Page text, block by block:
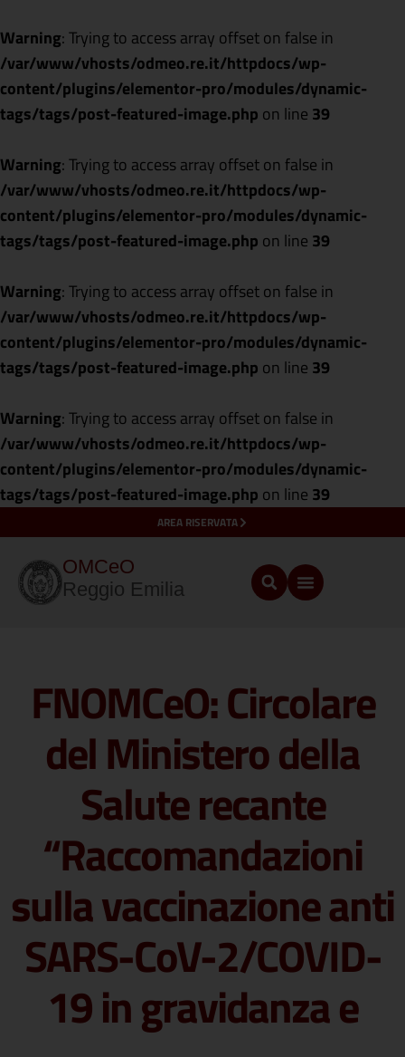
Warning: Trying to access array offset on false in
/var/www/vhosts/odmeo.re.it/httpdocs/wp-
content/plugins/elementor-pro/modules/dynamic-
tags/tags/post-featured-image.php on line 39
Warning: Trying to access array offset on false in
/var/www/vhosts/odmeo.re.it/httpdocs/wp-
content/plugins/elementor-pro/modules/dynamic-
tags/tags/post-featured-image.php on line 39
Warning: Trying to access array offset on false in
/var/www/vhosts/odmeo.re.it/httpdocs/wp-
content/plugins/elementor-pro/modules/dynamic-
tags/tags/post-featured-image.php on line 39
Warning: Trying to access array offset on false in
/var/www/vhosts/odmeo.re.it/httpdocs/wp-
content/plugins/elementor-pro/modules/dynamic-
tags/tags/post-featured-image.php on line 39
AREA RISERVATA
OMCeO
Reggio Emilia
FNOMCeO: Circolare
del Ministero della
Salute recante
“Raccomandazioni
sulla vaccinazione anti
SARS-CoV-2/COVID-
19 in gravidanza e